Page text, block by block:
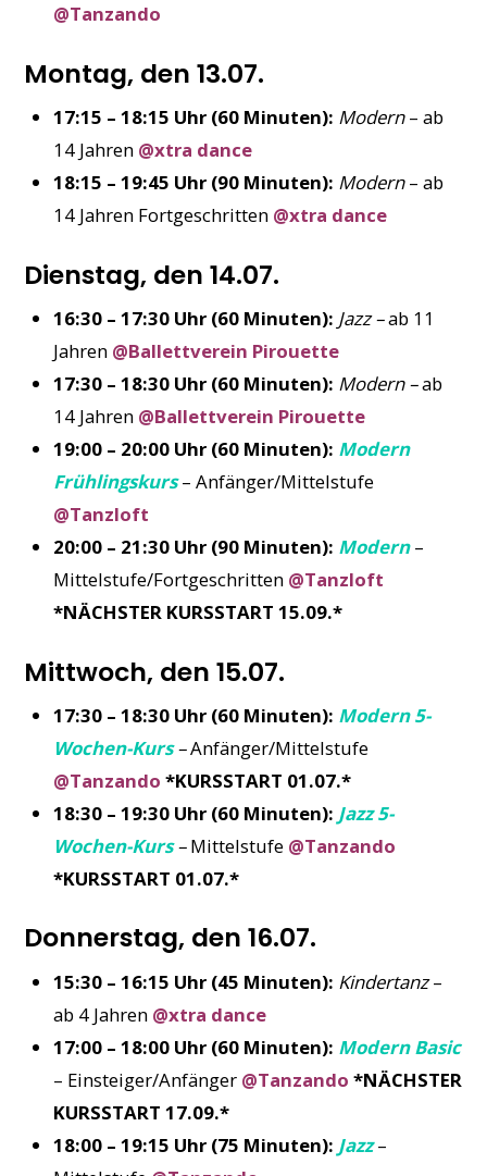
@Tanzando
Montag, den 13.07.
17:15 – 18:15 Uhr (60 Minuten): Modern– ab
14 Jahren @xtra dance
18:15 – 19:45 Uhr (90 Minuten): Modern– ab
14 Jahren Fortgeschritten @xtra dance
Dienstag, den 14.07.
16:30 – 17:30 Uhr (60 Minuten): Jazz –ab 11
Jahren @Ballettverein Pirouette
17:30 – 18:30 Uhr (60 Minuten): Modern –ab
14 Jahren @Ballettverein Pirouette
19:00 – 20:00 Uhr (60 Minuten): Modern
Frühlingskurs– Anfänger/Mittelstufe
@Tanzloft
20:00 – 21:30 Uhr (90 Minuten): Modern–
Mittelstufe/Fortgeschritten @Tanzloft
*NÄCHSTER KURSSTART 15.09.*
Mittwoch, den 15.07.
17:30 – 18:30 Uhr (60 Minuten): Modern 5-
Wochen-Kurs –Anfänger/Mittelstufe
@Tanzando *KURSSTART 01.07.*
18:30 – 19:30 Uhr (60 Minuten): Jazz 5-
Wochen-Kurs–Mittelstufe @Tanzando
*KURSSTART 01.07.*
Donnerstag, den 16.07.
15:30 – 16:15 Uhr (45 Minuten): Kindertanz–
ab 4 Jahren @xtra dance
17:00 – 18:00 Uhr (60 Minuten): Modern Basic
– Einsteiger/Anfänger @Tanzando *NÄCHSTER
KURSSTART 17.09.*
18:00 – 19:15 Uhr (75 Minuten): Jazz–